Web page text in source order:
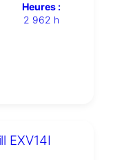
Heures :
2 962 h